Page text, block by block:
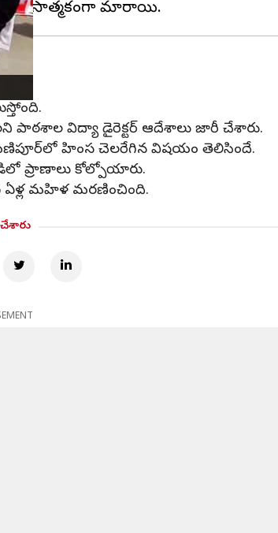
విద్యా డైరెక్టర్ ఆదేశాలు జారీ చేశారు.
మణిపూర్‌లో హింస చెలరేగిన విషయం తెలిసిందే.
ప్రాణాలు కోల్పోయారు.
ఏళ్ల మహిళ మరణించింది.
చేశారు